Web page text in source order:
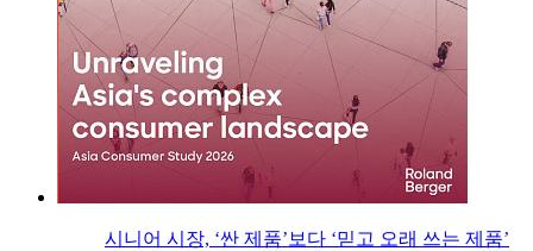
시니어 시장, ‘싼 제품’보다 ‘믿고 오래 쓰는 제품’